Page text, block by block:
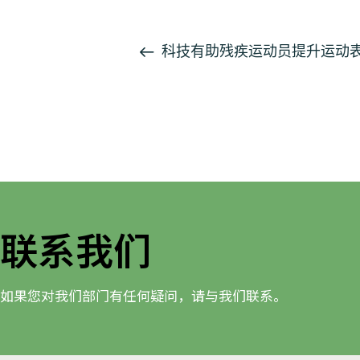
活科技有助残疾运动员提升运动
联系我们
如果您对我们部门有任何疑问，请与我们联系。